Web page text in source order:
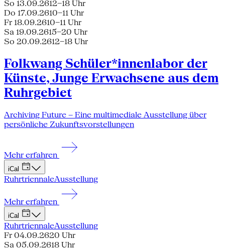
So 13.09.2612–18 Uhr
Do 17.09.2610–11 Uhr
Fr 18.09.2610–11 Uhr
Sa 19.09.2615–20 Uhr
So 20.09.2612–18 Uhr
Folkwang Schüler*innenlabor der
Künste, Junge Erwachsene aus dem
Ruhrgebiet
Archiving Future – Eine multimediale Ausstellung über
persönliche Zukunftsvorstellungen
Mehr erfahren
iCal
RuhrtriennaleAusstellung
Mehr erfahren
iCal
RuhrtriennaleAusstellung
Fr 04.09.2620 Uhr
Sa 05.09.2618 Uhr